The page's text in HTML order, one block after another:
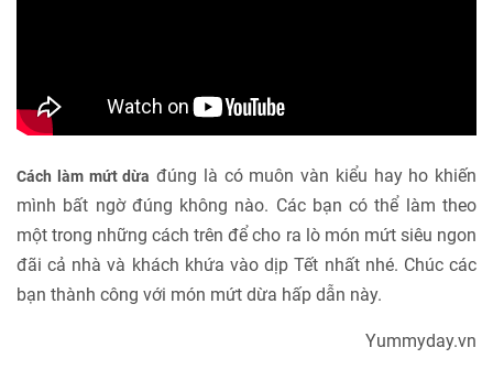
Cách làm mứt dừa đúng là có muôn vàn kiểu hay ho khiến
mình bất ngờ đúng không nào. Các bạn có thể làm theo
một trong những cách trên để cho ra lò món mứt siêu ngon
đãi cả nhà và khách khứa vào dịp Tết nhất nhé. Chúc các
bạn thành công với món mứt dừa hấp dẫn này.
Yummyday.vn